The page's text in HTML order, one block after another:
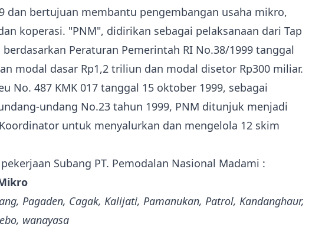
dan bertujuan membantu pengembangan usaha mikro,
koperasi. "PNM", didirikan sebagai pelaksanaan dari Tap
berdasarkan Peraturan Pemerintah RI No.38/1999 tanggal
modal dasar Rp1,2 triliun dan modal disetor Rp300 miliar.
No. 487 KMK 017 tanggal 15 oktober 1999, sebagai
undang No.23 tahun 1999, PNM ditunjuk menjadi
untuk menyalurkan dan mengelola 12 skim
Subang PT. Pemodalan Nasional Madami :
Pagaden, Cagak, Kalijati, Pamanukan, Patrol, Kandanghaur,
wanayasa